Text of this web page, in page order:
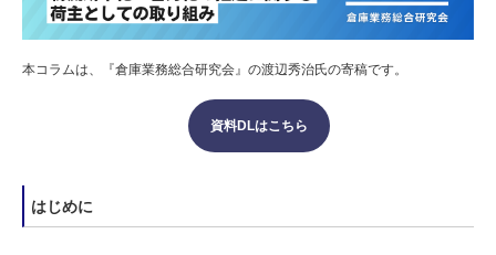
本コラムは、『倉庫業務総合研究会』の渡辺秀治氏の寄稿です。
資料DLはこちら
はじめに